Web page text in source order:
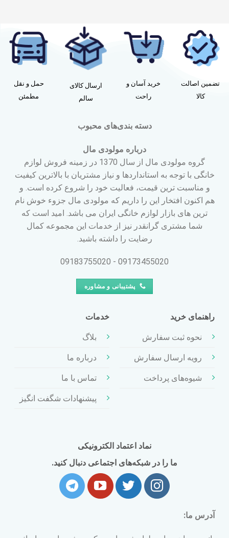
تضمین اصالت
کالا
خرید آسان و
راحت
ارسال کالای
سالم
حمل و نقل
مطمئن
دسته بندی‌های محبوب
درباره مولودی مال
گروه مولودی مال از سال 1370 در زمینه فروش لوازم
خانگی با توجه به استانداردها و نیاز مشتریان با بالاترین کیفیت
و مناسبت ترین قیمت، فعالیت خود را شروع کرده است. و
هم اکنون افتخار این را داریم که مولودی مال جزوء خوش نام
ترین های بازار لوازم خانگی ایران می باشد. امید است که
شما مشتری گرانقدر نیز از خدمات این مجموعه کمال
رضایت را داشته باشید.
09173455020 - 09183755020
پشتیبانی و مشاوره
راهنمای خرید
نحوه ثبت سفارش
رویه ارسال سفارش
شیوه‌های پرداخت
خدمات
بلاگ
درباره ما
تماس با ما
پیشنهادات شگفت انگیز
نماد اعتماد الکترونیکی
ما را در شبکه‌های اجتماعی دنبال کنید.
آدرس ما: